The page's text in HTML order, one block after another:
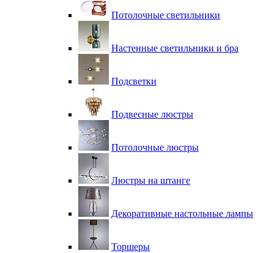
Потолочные светильники
Настенные светильники и бра
Подсветки
Подвесные люстры
Потолочные люстры
Люстры на штанге
Декоративные настольные лампы
Торшеры